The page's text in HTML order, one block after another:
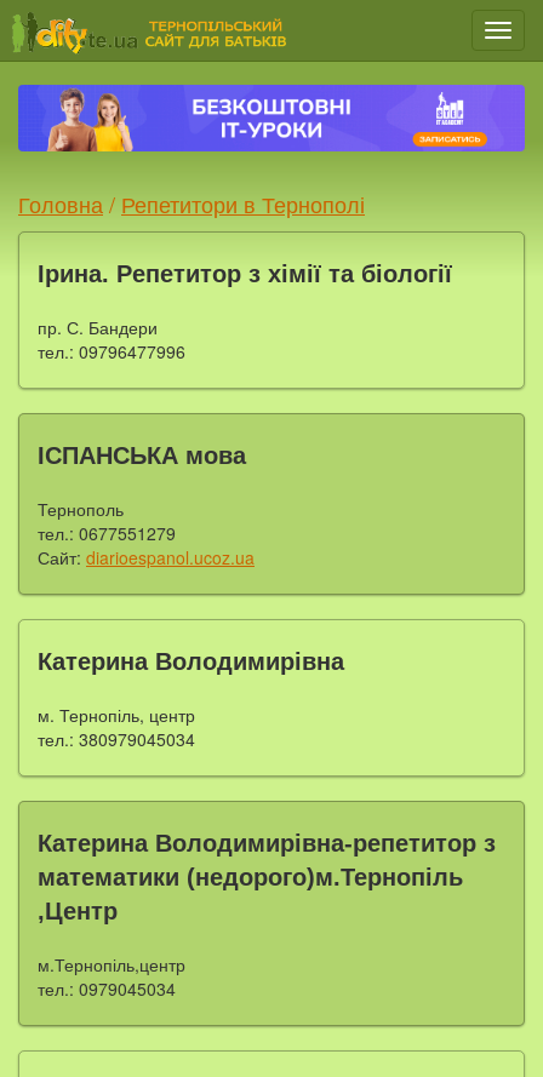
Меню
Головна / Репетитори в Тернополі
Ірина. Репетитор з хімії та біології
пр. С. Бандери
тел.: 09796477996
ІСПАНСЬКА мова
Тернополь
тел.: 0677551279
Сайт: diarioespanol.ucoz.ua
Катерина Володимирівна
м. Тернопіль, центр
тел.: 380979045034
Катерина Володимирівна-репетитор з
математики (недорого)м.Тернопіль
,Центр
м.Тернопіль,центр
тел.: 0979045034